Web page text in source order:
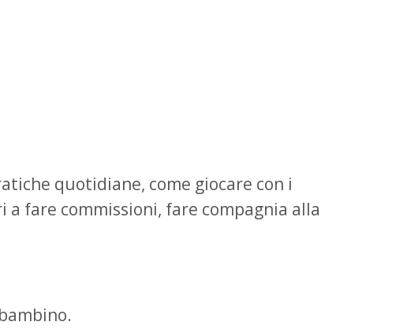
quotidiane, come giocare con i
fare commissioni, fare compagnia alla